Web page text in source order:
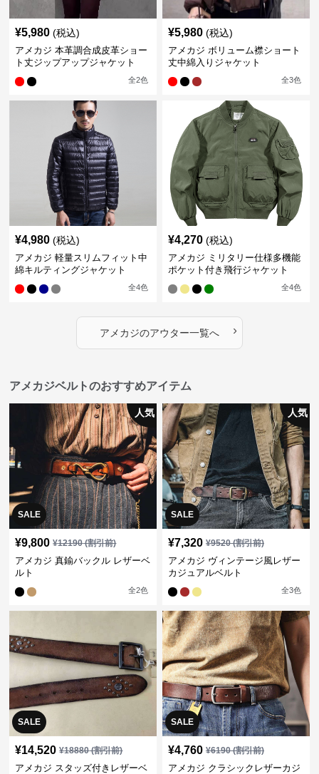
¥5,980 (税込)
アメカジ 本革調合成皮革ショー
ト丈ジップアップジャケット
全2色
¥5,980 (税込)
アメカジ ボリューム襟ショート
丈中綿入りジャケット
全3色
¥4,980 (税込)
アメカジ 軽量スリムフィット中
綿キルティングジャケット
全4色
¥4,270 (税込)
アメカジ ミリタリー仕様多機能
ポケット付き飛行ジャケット
全4色
アメカジのアウター一覧へ ›
アメカジベルトのおすすめアイテム
SALE
人気
¥9,800 ¥12190(割引前)
アメカジ 真鍮バックル レザーベ
ルト
全2色
SALE
人気
¥7,320 ¥9520(割引前)
アメカジ ヴィンテージ風レザー
カジュアルベルト
全3色
SALE
¥14,520 ¥18880(割引前)
アメカジ スタッズ付きレザーベ
SALE
¥4,760 ¥6190(割引前)
アメカジ クラシックレザーカジ